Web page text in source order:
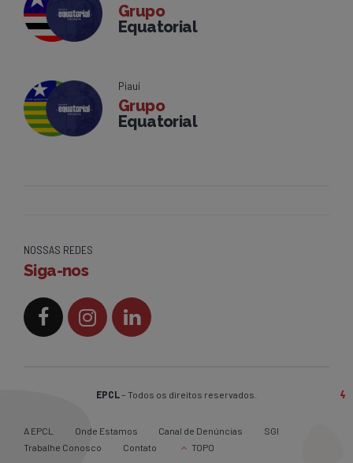
Grupo
Equatorial
Piauí
Grupo
Equatorial
NOSSAS REDES
Siga-nos
EPCL– Todos os direitos reservados.
A EPCL Onde Estamos Canal de Denúncias
SGI
Trabalhe Conosco
Contato TOPO